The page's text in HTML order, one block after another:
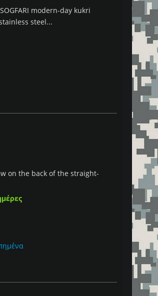
modern-day kukri
steel...
on the back of the straight-